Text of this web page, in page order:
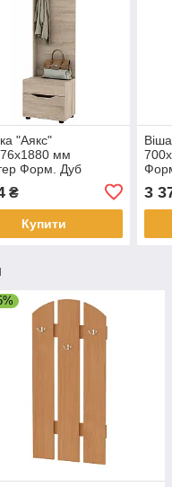
"Аякс"
мм
Форм. Дуб
₴
Купити
3